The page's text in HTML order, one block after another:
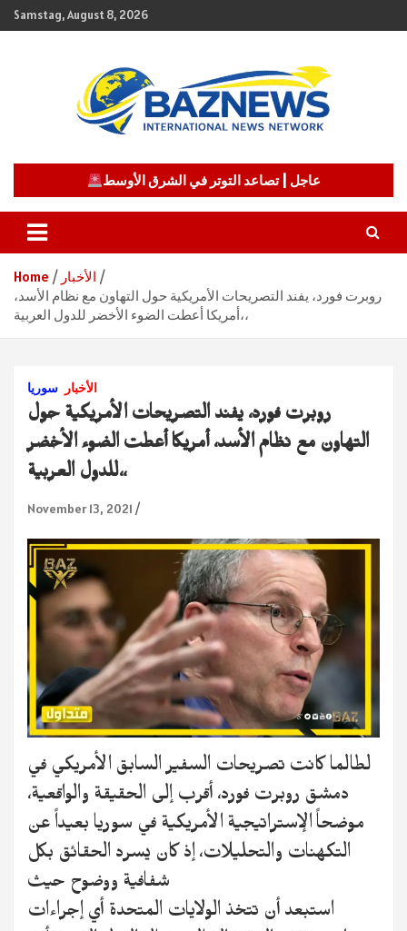
Skip
to
Samstag, August 8, 2026
BAZNEWS
عاجل | تصاعد التوتر في الشرق الأوسط
Home
الأخبار
روبرت فورد، يفند التصريحات الأمريكية حول التهاون مع نظام الأسد،
أمريكا أعطت الضوء الأخضر للدول العربية،،
سوريا الأخبار
روبرت فورد، يفند التصريحات الأمريكية حول
التهاون مع نظام الأسد، أمريكا أعطت الضوء الأخضر
للدول العربية،،
November 13, 2021
لطالما كانت تصريحات السفير السابق الأمريكي في
دمشق روبرت فورد، أقرب إلى الحقيقة والواقعية،
موضحاً الإستراتيجية الأمريكية في سوريا بعيداً عن
التكهنات والتحليلات، إذ كان يسرد الحقائق بكل
شفافية ووضوح حيث
استبعد أن تتخذ الولايات المتحدة أي إجراءات